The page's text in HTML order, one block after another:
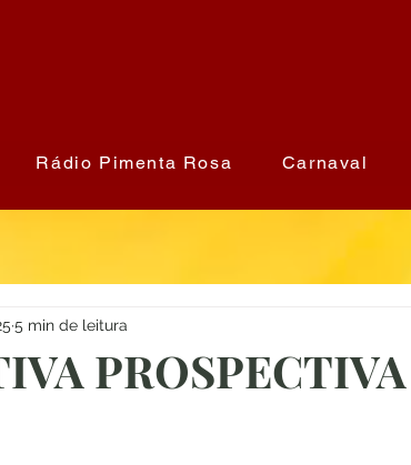
Rádio Pimenta Rosa Carnaval
PROSPECTIVA
5 min de leitura